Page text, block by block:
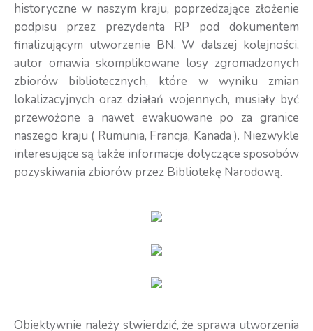
historyczne w naszym kraju, poprzedzające złożenie
podpisu przez prezydenta RP pod dokumentem
finalizującym utworzenie BN. W dalszej kolejności,
autor omawia skomplikowane losy zgromadzonych
zbiorów bibliotecznych, które w wyniku zmian
lokalizacyjnych oraz działań wojennych, musiały być
przewożone a nawet ewakuowane po za granice
naszego kraju ( Rumunia, Francja, Kanada ). Niezwykle
interesujące są także informacje dotyczące sposobów
pozyskiwania zbiorów przez Bibliotekę Narodową.
Obiektywnie należy stwierdzić, że sprawa utworzenia